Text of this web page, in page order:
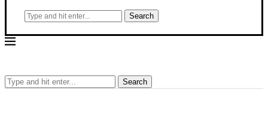
Search
Search